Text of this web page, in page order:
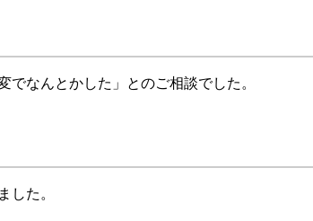
なんとかした」とのご相談でした。
した。